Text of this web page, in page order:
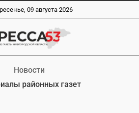
09 августа 2026
Новости
районных газет